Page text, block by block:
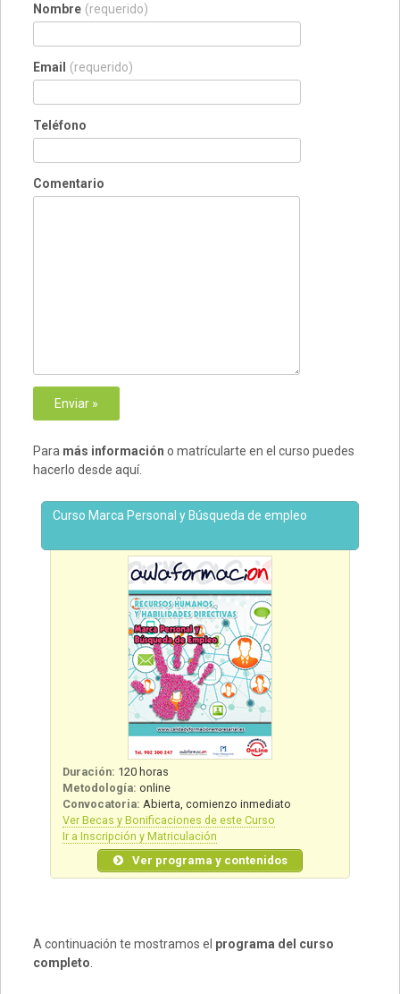
Nombre (requerido)
Email (requerido)
Teléfono
Comentario
Para más información o matrícularte en el curso puedes
hacerlo desde aquí.
Curso Marca Personal y Búsqueda de empleo
Duración: 120 horas
Metodología: online
Convocatoria: Abierta, comienzo inmediato
Ver Becas y Bonificaciones de este Curso
Ir a Inscripción y Matriculación
Ver programa y contenidos
A continuación te mostramos el programa del curso
completo